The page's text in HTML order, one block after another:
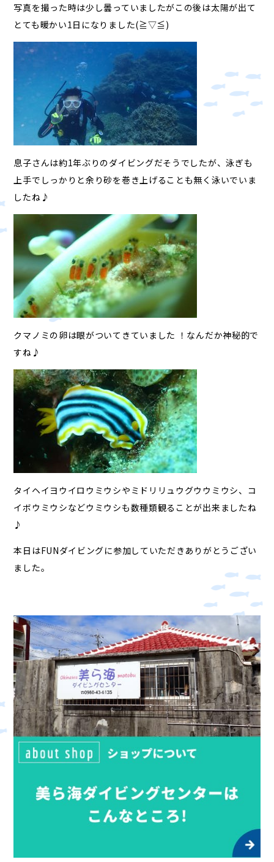
写真を撮った時は少し曇っていましたがこの後は太陽が出て
とても暖かい1日になりました(≧▽≦)
息子さんは約1年ぶりのダイビングだそうでしたが、泳ぎも
上手でしっかりと余り砂を巻き上げることも無く泳いでいま
したね♪
クマノミの卵は眼がついてきていました ！なんだか神秘的で
すね♪
タイヘイヨウイロウミウシやミドリリュウグウウミウシ、コ
イボウミウシなどウミウシも数種類観ることが出来ましたね
♪
本日はFUNダイビングに参加していただきありがとうござい
ました。